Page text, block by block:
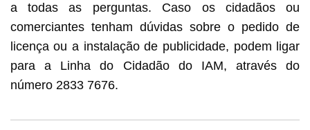
a todas as perguntas. Caso os cidadãos ou
comerciantes tenham dúvidas sobre o pedido de
licença ou a instalação de publicidade, podem ligar
para a Linha do Cidadão do IAM, através do
número 2833 7676.